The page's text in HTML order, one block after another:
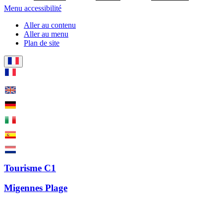
Menu accessibilité
Aller au contenu
Aller au menu
Plan de site
Tourisme C1
Migennes Plage